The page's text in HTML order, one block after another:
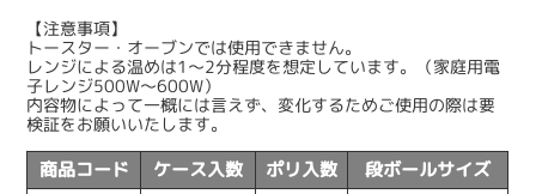
【注意事項】
トースター・オーブンでは使用できません。
レンジによる温めは1〜2分程度を想定しています。（家庭用電
子レンジ500W〜600W）
内容物によって一概には言えず、変化するためご使用の際は要
検証をお願いいたします。
商品コード ケース入数 ポリ入数 段ボールサイズ